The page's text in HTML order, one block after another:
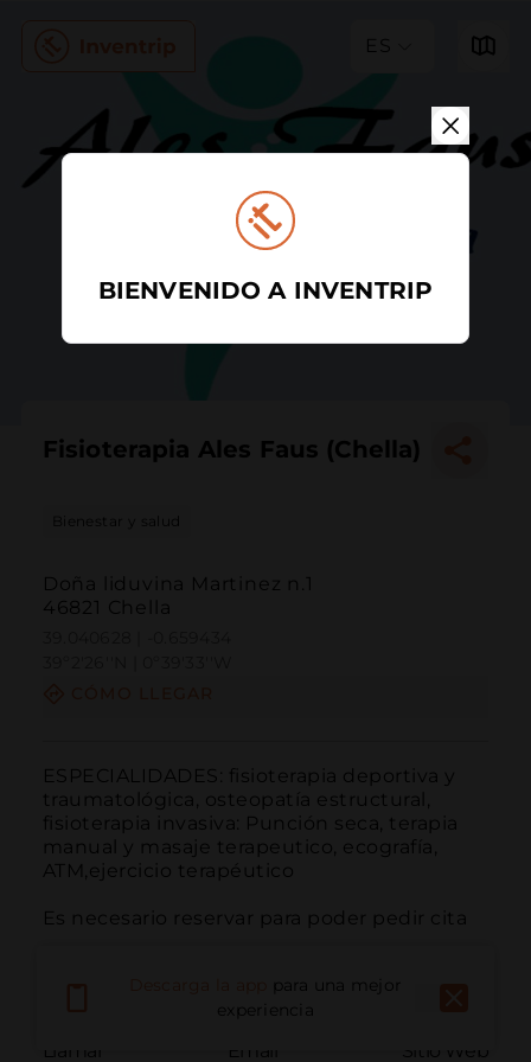
ES
Fisioterapia Ales Faus (Chella)
Bienestar y salud
Doña liduvina Martinez n.1
46821 Chella
ESPECIALIDADES: fisioterapia deportiva y
traumatológica, osteopatía estructural,
fisioterapia invasiva: Punción seca, terapia
manual y masaje terapeutico, ecografía,
ATM,ejercicio terapéutico
Es necesario reservar para poder pedir cita
Llamar Email Sitio Web
para una mejor
experiencia
BIENVENIDO A INVENTRIP